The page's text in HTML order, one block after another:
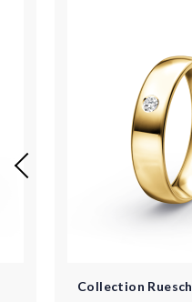
Collection Ruesch